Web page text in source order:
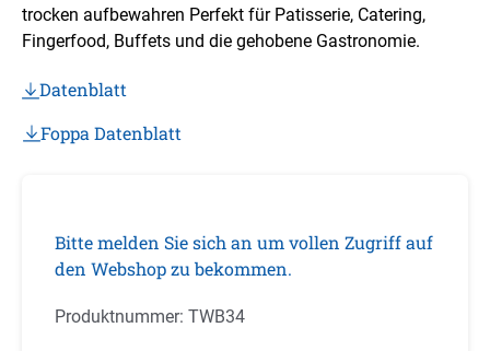
trocken aufbewahren Perfekt für Patisserie, Catering,
Fingerfood, Buffets und die gehobene Gastronomie.
Datenblatt
Foppa Datenblatt
Bitte melden Sie sich an um vollen Zugriff auf
den Webshop zu bekommen.
Produktnummer: TWB34